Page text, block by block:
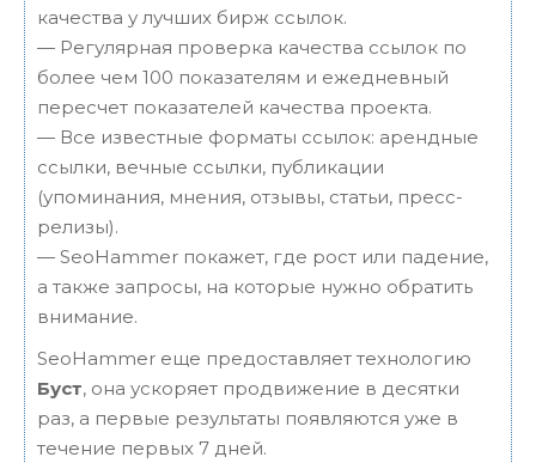
качества у лучших бирж ссылок.
— Регулярная проверка качества ссылок по
более чем 100 показателям и ежедневный
пересчет показателей качества проекта.
— Все известные форматы ссылок: арендные
ссылки, вечные ссылки, публикации
(упоминания, мнения, отзывы, статьи, пресс-
релизы).
— SeoHammer покажет, где рост или падение,
а также запросы, на которые нужно обратить
внимание.
SeoHammer еще предоставляет технологию
Буст, она ускоряет продвижение в десятки
раз, а первые результаты появляются уже в
течение первых 7 дней.